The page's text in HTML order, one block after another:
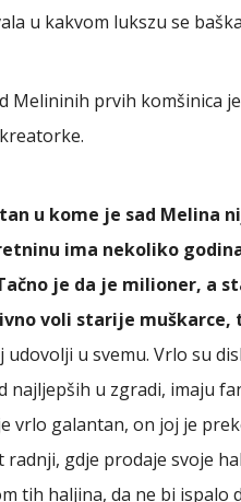
u kakvom lukszu se
Melininih prvih komšinica
u kome je sad Melina
ima nekoliko
je da je milioner, a
voli starije
udovolji u svemu. Vrlo su
najljepših u zgradi, imaju
vrlo galantan, on joj je
radnji, gdje prodaje svoje
tih haljina, da ne bi ispalo